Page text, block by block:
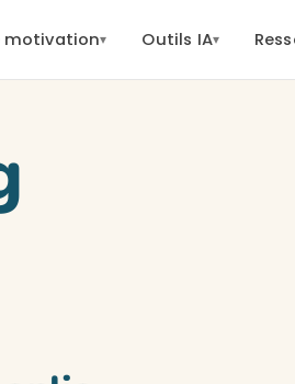
motivation▾ Outils IA▾